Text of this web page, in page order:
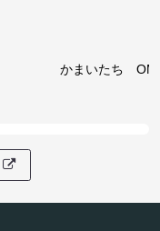
かまいたち